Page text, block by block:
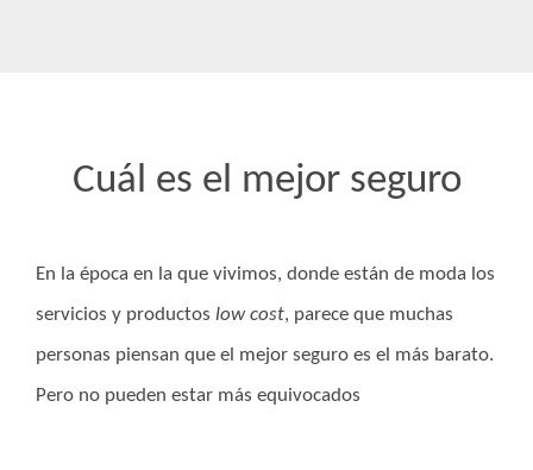
Cuál es el mejor seguro
En la época en la que vivimos, donde están de moda los
servicios y productos low cost, parece que muchas
personas piensan que el mejor seguro es el más barato.
Pero no pueden estar más equivocados